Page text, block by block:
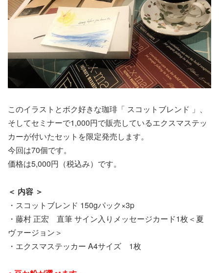
このイラストとボク好きな珈琲「 スコットブレンド 」、
そしてセミナーで1,000円で販売しているエクスマステッ
カーが付いたセットを限定発売します。
今回は70個です。
価格は5,000円（税込み）です。
＜ 内容 ＞
・スコットブレンド 150gパック×3p
・藤村 正宏 直筆 サイン入りメッセージカード1枚＜夏
ヴァージョン＞
・エクスマステッカー A4サイズ 1枚